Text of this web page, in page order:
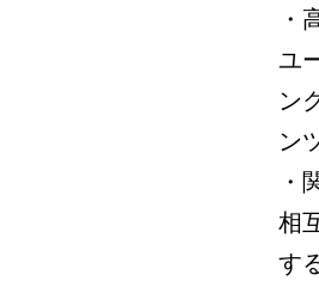
・
ユ
ン
ン
・
相
す